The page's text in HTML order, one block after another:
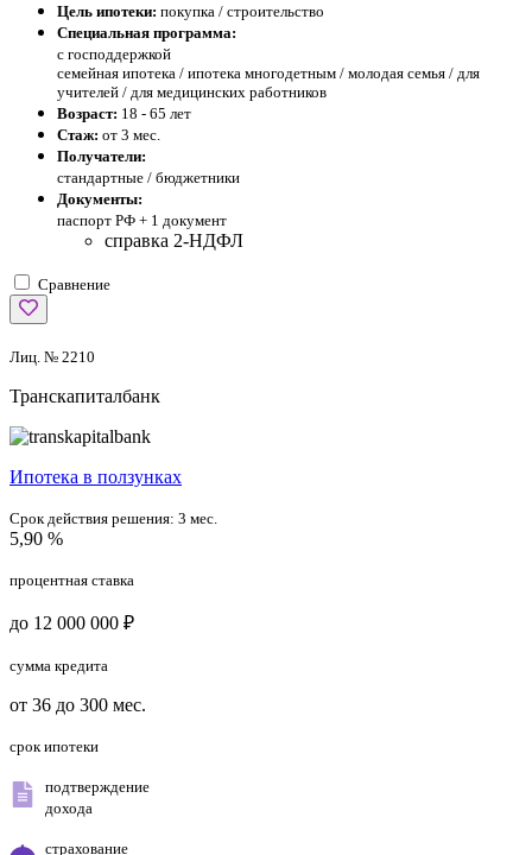
Цель ипотеки: покупка / строительство
Специальная программа:
с господдержкой
семейная ипотека / ипотека многодетным / молодая семья / для
учителей / для медицинских работников
Возраст: 18 - 65 лет
Стаж: от 3 мес.
Получатели:
стандартные / бюджетники
Документы:
паспорт РФ + 1 документ
справка 2-НДФЛ
Сравнение
Лиц. № 2210
Транскапиталбанк
Ипотека в ползунках
Срок действия решения: 3 мес.
5,90 %
процентная ставка
до 12 000 000 ₽
сумма кредита
от 36 до 300 мес.
срок ипотеки
подтверждение
дохода
страхование